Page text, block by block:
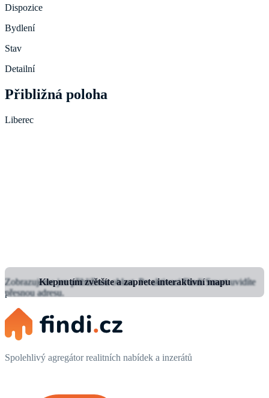
Dispozice
Bydlení
Stav
Detailní
Přibližná poloha
Liberec
Klepnutím zvětšíte a zapnete interaktivní mapu
Zobrazujeme jen přibližnou oblast.Po aktivaci Findi Smart uvidíte
přesnou adresu.
Spolehlivý agregátor realitních nabídek a inzerátů